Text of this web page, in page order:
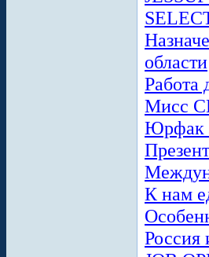
области
Работа
Мисс
Юрфак
К нам
Россия